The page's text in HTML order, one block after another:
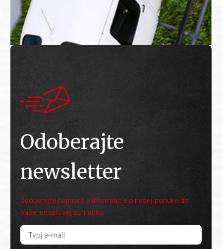
Odoberajte
newsletter
Odoberajte najnovšie informácie o našej ponuke do
Vašej emailovej schránky.